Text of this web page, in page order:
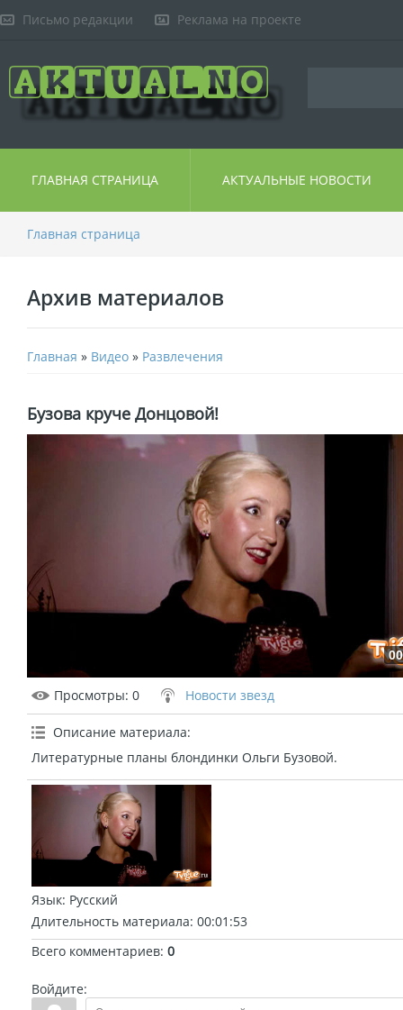
Письмо редакции Реклама на проекте
ГЛАВНАЯ СТРАНИЦА АКТУАЛЬНЫЕ НОВОСТИ
Главная страница
Архив материалов
Главная » Видео » Развлечения
Бузова круче Донцовой!
Просмотры: 0 Новости звезд
Описание материала:
Литературные планы блондинки Ольги Бузовой.
Язык: Русский
Длительность материала: 00:01:53
Всего комментариев: 0
Войдите: